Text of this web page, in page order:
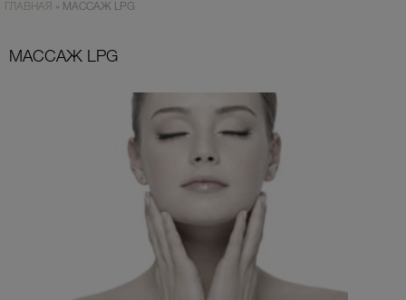
ГЛАВНАЯ » МАССАЖ LPG
МАССАЖ LPG